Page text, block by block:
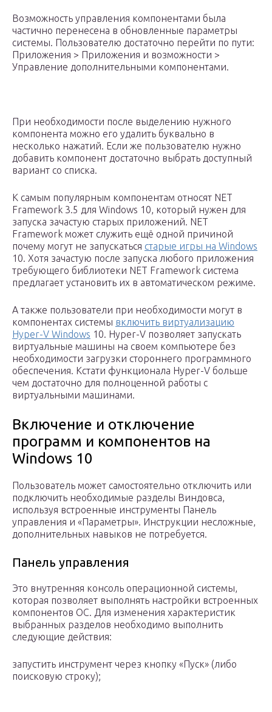
Возможность управления компонентами была
частично перенесена в обновленные параметры
системы. Пользователю достаточно перейти по пути:
Приложения > Приложения и возможности >
Управление дополнительными компонентами.
При необходимости после выделению нужного
компонента можно его удалить буквально в
несколько нажатий. Если же пользователю нужно
добавить компонент достаточно выбрать доступный
вариант со списка.
К самым популярным компонентам относят NET
Framework 3.5 для Windows 10, который нужен для
запуска зачастую старых приложений. NET
Framework может служить ещё одной причиной
почему могут не запускаться старые игры на Windows
10. Хотя зачастую после запуска любого приложения
требующего библиотеки NET Framework система
предлагает установить их в автоматическом режиме.
А также пользователи при необходимости могут в
компонентах системы включить виртуализацию
Hyper-V Windows 10. Hyper-V позволяет запускать
виртуальные машины на своем компьютере без
необходимости загрузки стороннего программного
обеспечения. Кстати функционала Hyper-V больше
чем достаточно для полноценной работы с
виртуальными машинами.
Включение и отключение
программ и компонентов на
Windows 10
Пользователь может самостоятельно отключить или
подключить необходимые разделы Виндовса,
используя встроенные инструменты Панель
управления и «Параметры». Инструкции несложные,
дополнительных навыков не потребуется.
Панель управления
Это внутренняя консоль операционной системы,
которая позволяет выполнять настройки встроенных
компонентов ОС. Для изменения характеристик
выбранных разделов необходимо выполнить
следующие действия:
запустить инструмент через кнопку «Пуск» (либо
поисковую строку);